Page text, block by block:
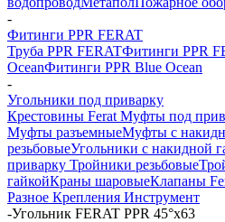
-
Фитинги PPR FERAT
Труба PPR FERATФитинги PPR
OceanФитинги PPR Blue Ocean
-
Угольники под приварку
Крестовины Ferat Муфты под
Муфты разъемныеМуфты с
резьбовыеУгольники с накидной
приварку Тройники резьбовые
гайкойКраны шаровыеКлапаны
Разное Крепления Инструмент
-Угольник FERAT PPR 45°х63